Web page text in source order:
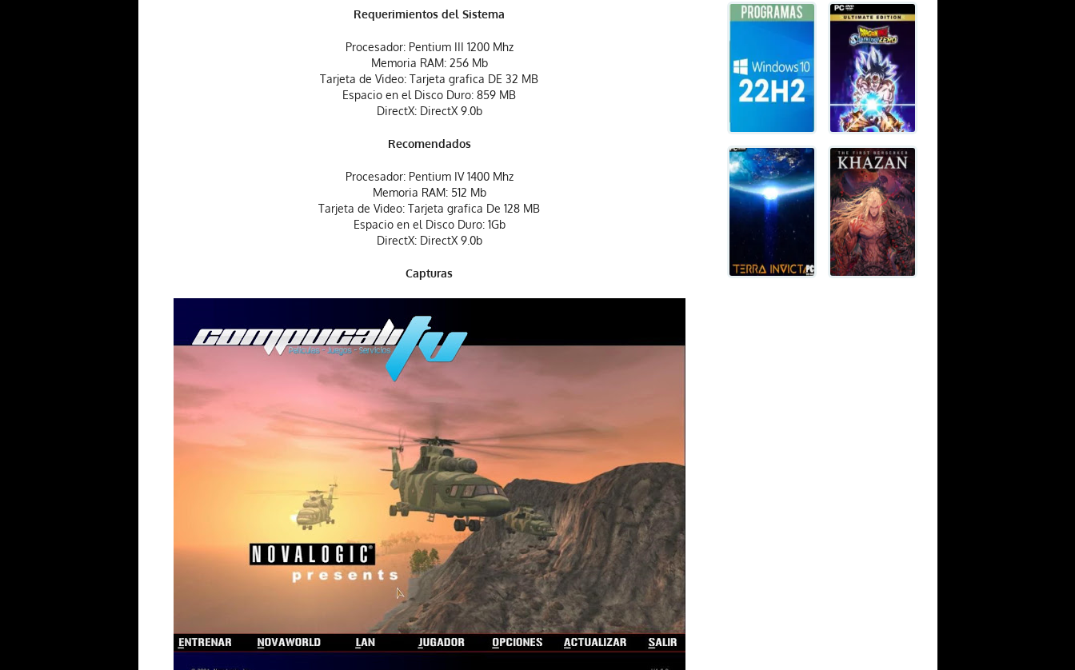
Requerimientos del Sistema
Procesador: Pentium III 1200 Mhz
Memoria RAM: 256 Mb
Tarjeta de Video: Tarjeta grafica DE 32 MB
Espacio en el Disco Duro: 859 MB
DirectX: DirectX 9.0b
Recomendados
Procesador: Pentium IV 1400 Mhz
Memoria RAM: 512 Mb
Tarjeta de Video: Tarjeta grafica De 128 MB
Espacio en el Disco Duro: 1Gb
DirectX: DirectX 9.0b
Capturas